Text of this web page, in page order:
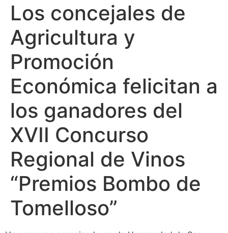
Los concejales de
Agricultura y
Promoción
Económica felicitan a
los ganadores del
XVII Concurso
Regional de Vinos
“Premios Bombo de
Tomelloso”